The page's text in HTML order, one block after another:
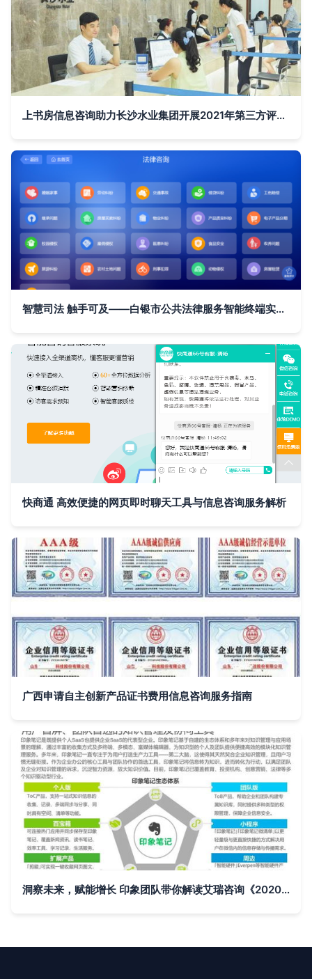
上书房信息咨询助力长沙水业集团开展2021年第三方评估服务
智慧司法 触手可及——白银市公共法律服务智能终端实现全域覆盖，开启'一站通'精细化服务新时代
快商通 高效便捷的网页即时聊天工具与信息咨询服务解析
广西申请自主创新产品证书费用信息咨询服务指南
洞察未来，赋能增长 印象团队带你解读艾瑞咨询《2020年中国企业服务研究报告》